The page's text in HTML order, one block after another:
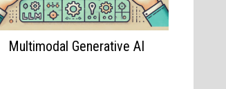
Multimodal Generative AI